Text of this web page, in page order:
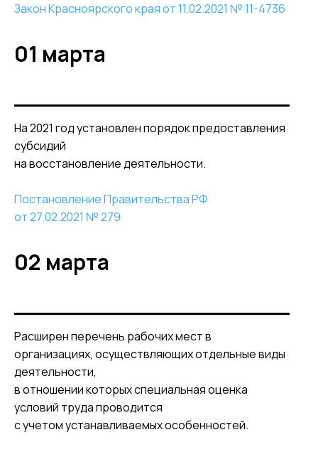
Закон Красноярского края от 11.02.2021 № 11-4736
01 марта
На 2021 год установлен порядок предоставления
субсидий
на восстановление деятельности.
Постановление Правительства РФ
от 27.02.2021 № 279
02 марта
Расширен перечень рабочих мест в
организациях, осуществляющих отдельные виды
деятельности,
в отношении которых специальная оценка
условий труда проводится
с учетом устанавливаемых особенностей.